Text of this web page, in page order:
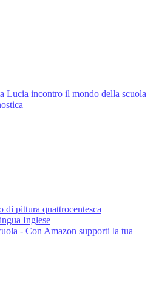
Lucia incontro il mondo della scuola
di pittura quattrocentesca
Inglese
- Con Amazon supporti la tua